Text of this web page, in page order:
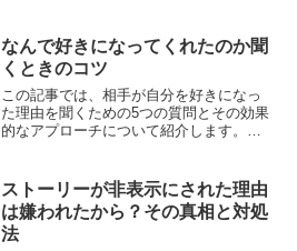
なんで好きになってくれたのか聞
くときのコツ
この記事では、相手が自分を好きになっ
た理由を聞くための5つの質問とその効果
的なアプローチについて紹介します。こ
ょう。
ストーリーが非表示にされた理由
は嫌われたから？その真相と対処
法